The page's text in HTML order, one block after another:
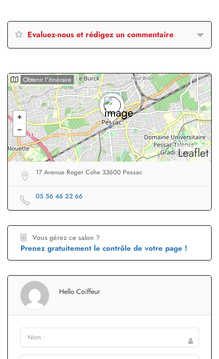
Evaluez-nous et rédigez un commentaire
Leaflet
Obtenir l'itinéraire
17 Avenue Roger Cohe 33600 Pessac
05 56 46 22 66
Vous gérez ce salon ?
Prenez gratuitement le contrôle de votre page !
Hello Coiffeur